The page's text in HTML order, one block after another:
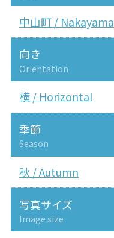
中山町 / Nakayama
向き
Orientation
横 / Horizontal
季節
Season
秋 / Autumn
写真サイズ
Image size